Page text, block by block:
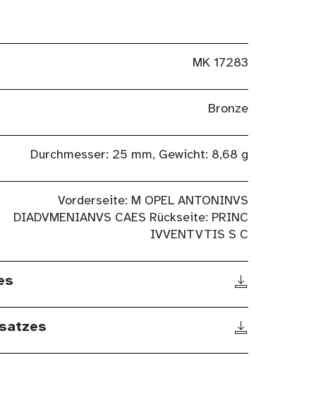
MK 17283
Bronze
Durchmesser: 25 mm, Gewicht: 8,68 g
Vorderseite: M OPEL ANTONINVS
DIADVMENIANVS CAES Rückseite: PRINC
IVVENTVTIS S C